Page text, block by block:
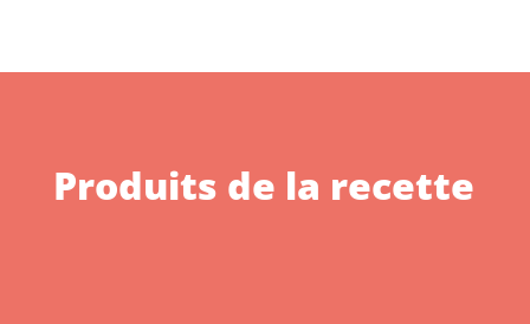
Produits de la recette